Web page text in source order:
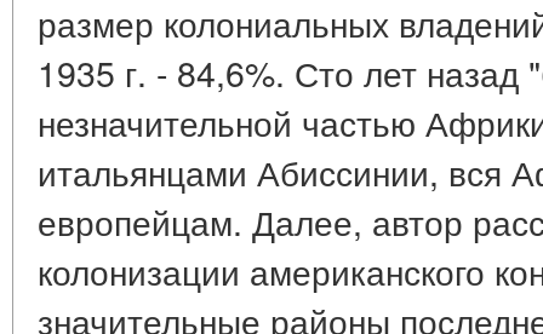
размер колониальных
1935 г. - 84,6%. Сто лет назад
незначительной частью
итальянцами Абиссинии, вся
европейцам. Далее, автор
колонизации американского
значительные районы